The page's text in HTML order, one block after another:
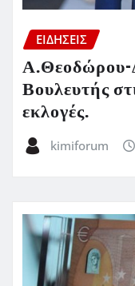
ΕΙΔΗΣΕΙΣ
Α.Θεοδώρου-
Βουλευτής
εκλογές.
kimiforum